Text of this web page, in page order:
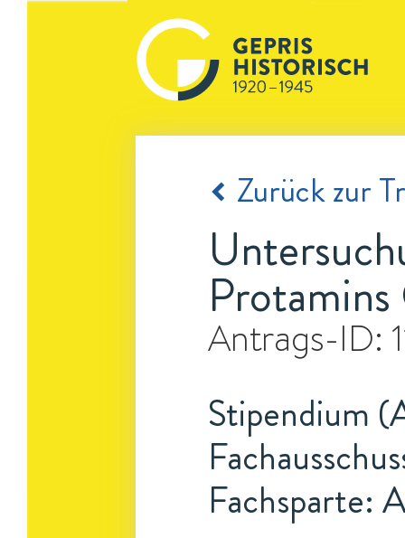
Zurück zur
Antrags-ID:
Stipendium
Fachsparte: